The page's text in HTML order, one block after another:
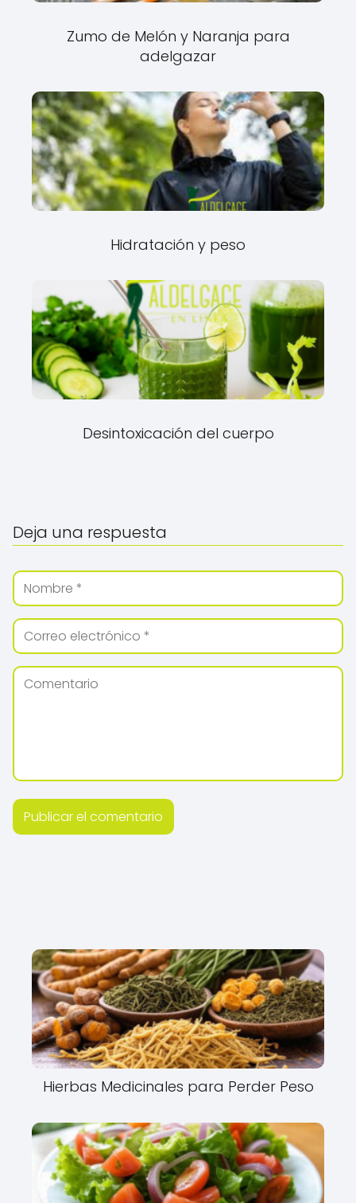
Zumo de Melón y Naranja para
adelgazar
Hidratación y peso
Desintoxicación del cuerpo
Deja una respuesta
Hierbas Medicinales para Perder Peso